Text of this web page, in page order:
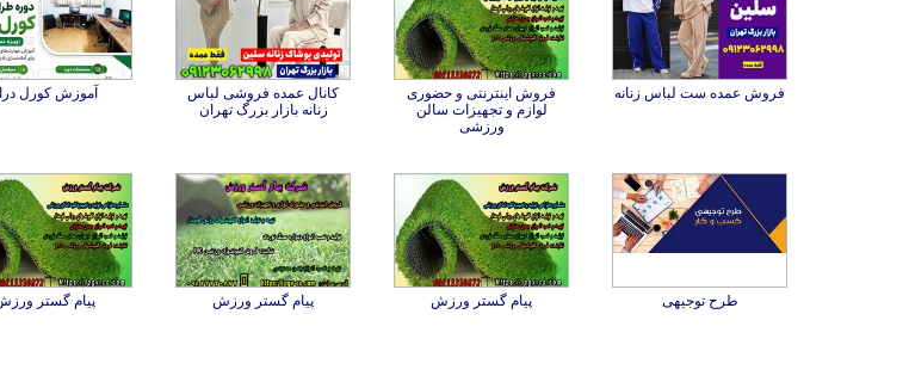
فروش عمده ست لباس زنانه فروش اینترنتی و حضوری
لوازم و تجهیزات سالن
ورزشی
کانال عمده فروشی لباس
زنانه بازار بزرگ تهران
آموزش کورل
طرح توجیهی پیام گستر ورزش پیام گستر ورزش پیام گستر